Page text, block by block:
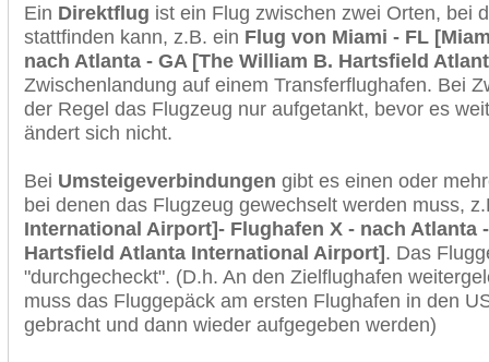
Ein Direktflug ist ein Flug zwischen zwei Orten, bei
stattfinden kann, z.B. ein Flug von Miami - FL
nach Atlanta - GA [The William B. Hartsfield
Zwischenlandung auf einem Transferflughafen. Bei
der Regel das Flugzeug nur aufgetankt, bevor es
ändert sich nicht.
Bei Umsteigeverbindungen gibt es einen oder
bei denen das Flugzeug gewechselt werden muss,
International Airport]- Flughafen X - nach Atlanta
Hartsfield Atlanta International Airport]. Das
"durchgecheckt". (D.h. An den Zielflughafen
muss das Fluggepäck am ersten Flughafen in den
gebracht und dann wieder aufgegeben werden)